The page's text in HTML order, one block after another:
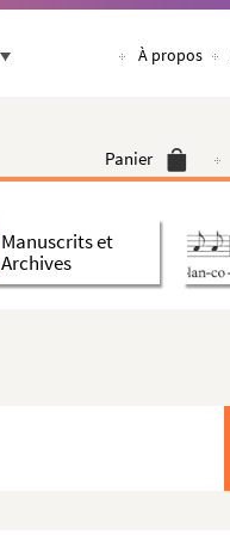
À propos
Panier
Manuscrits et
Archives